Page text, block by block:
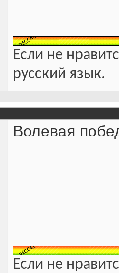
Если не
русский язык.
Волевая
Если не